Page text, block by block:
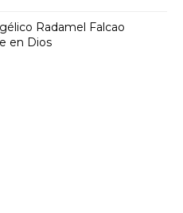
Radamel Falcao
en Dios